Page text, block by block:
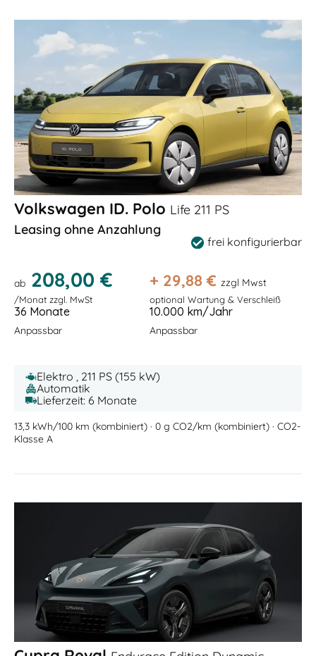
Volkswagen ID. Polo Life 211 PS
Leasing ohne Anzahlung
frei konfigurierbar
ab 208,00 €
/Monat zzgl. MwSt
+ 29,88 € zzgl Mwst
optional Wartung & Verschleiß
36 Monate
Anpassbar
10.000 km/Jahr
Anpassbar
Elektro , 211 PS (155 kW)
Automatik
Lieferzeit: 6 Monate
13,3 kWh/100 km (kombiniert) · 0 g CO2/km (kombiniert) · CO2-
Klasse A